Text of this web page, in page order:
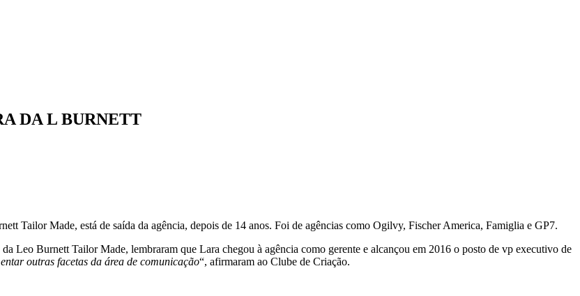
DA L BURNETT
Tailor Made, está de saída da agência, depois de 14 anos. Foi de agências como Ogilvy, Fischer America, Famiglia e GP7.
Leo Burnett Tailor Made, lembraram que Lara chegou à agência como gerente e alcançou em 2016 o posto de vp executivo de
outras facetas da área de comunicação“, afirmaram ao Clube de Criação.